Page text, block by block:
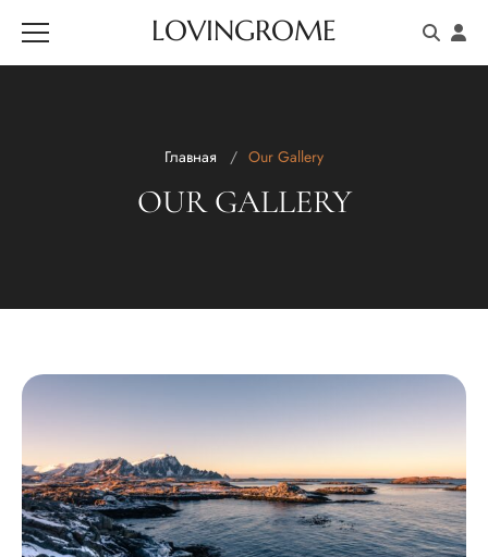
LOVINGROME
Главная Our Gallery
OUR GALLERY